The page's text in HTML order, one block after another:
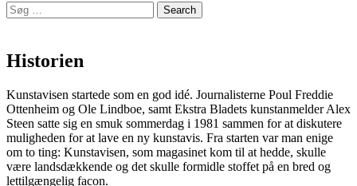
Search
for:
Historien
Kunstavisen startede som en god idé. Journalisterne Poul Freddie
Ottenheim og Ole Lindboe, samt Ekstra Bladets kunstanmelder Alex
Steen satte sig en smuk sommerdag i 1981 sammen for at diskutere
muligheden for at lave en ny kunstavis. Fra starten var man enige
om to ting: Kunstavisen, som magasinet kom til at hedde, skulle
være landsdækkende og det skulle formidle stoffet på en bred og
lettilgængelig facon.